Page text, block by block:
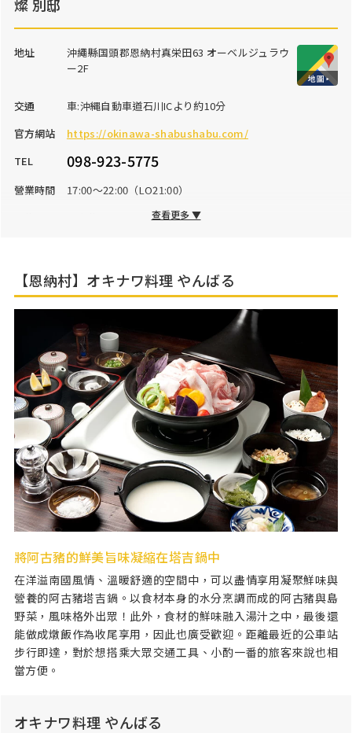
燦 別邸
地址
沖繩縣国頭郡恩納村真栄田63 オーベルジュラウ
ー2F
交通
車:沖縄自動車道石川ICより約10分
官方網站
https://okinawa-shabushabu.com/
TEL
098-923-5775
營業時間
17:00～22:00（LO21:00）
查看更多 ▼
【恩納村】オキナワ料理 やんばる
將阿古豬的鮮美旨味凝縮在塔吉鍋中
在洋溢南國風情、溫暖舒適的空間中，可以盡情享用凝聚鮮味與
營養的阿古豬塔吉鍋。以食材本身的水分烹調而成的阿古豬與島
野菜，風味格外出眾！此外，食材的鮮味融入湯汁之中，最後還
能做成燉飯作為收尾享用，因此也廣受歡迎。距離最近的公車站
步行即達，對於想搭乘大眾交通工具、小酌一番的旅客來說也相
當方便。
オキナワ料理 やんばる